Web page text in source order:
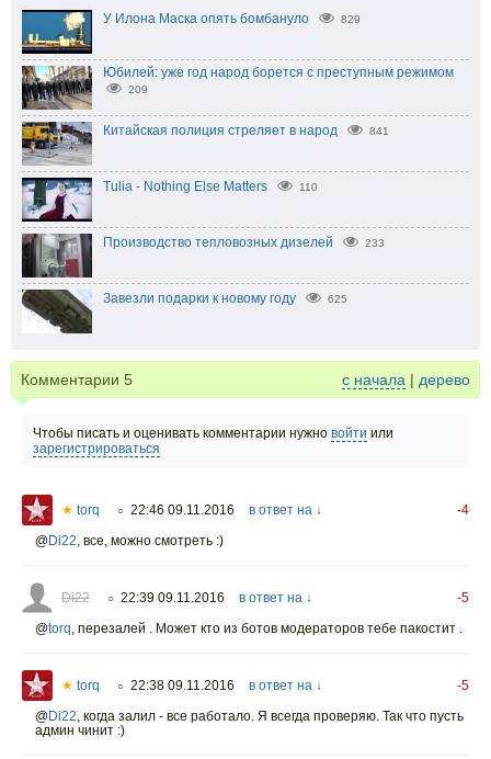
У Илона Маска опять бомбануло 829
Юбилей: уже год народ борется с преступным режимом
209
Китайская полиция стреляет в народ 841
Tulia - Nothing Else Matters 110
Производство тепловозных дизелей 233
Завезли подарки к новому году 625
Комментарии 5 с начала | дерево
Чтобы писать и оценивать комментарии нужно войти или
зарегистрироваться
★ torq ○ 22:46 09.11.2016 в ответ на ↓
-4
@Di22, все, можно смотреть :)
Di22 ○ 22:39 09.11.2016 в ответ на ↓
-5
@torq, перезалей . Может кто из ботов модераторов тебе пакостит .
★ torq ○ 22:38 09.11.2016 в ответ на ↓
-5
@Di22, когда залил - все работало. Я всегда проверяю. Так что пусть
админ чинит :)